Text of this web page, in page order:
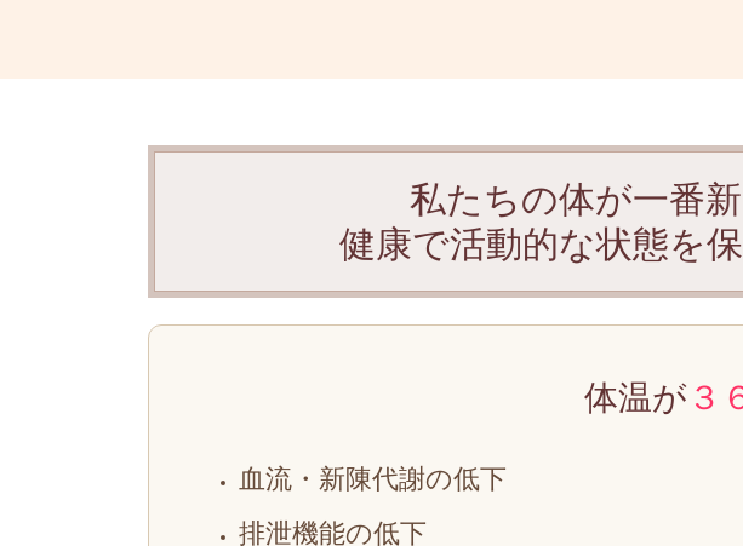
私たちの体が一番
健康で活動的な状態を
体温が ３
血流・新陳代謝の低下
排泄機能の低下